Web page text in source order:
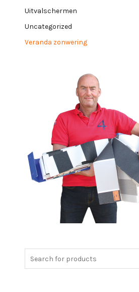
Uitvalschermen
Uncategorized
Veranda zonwering